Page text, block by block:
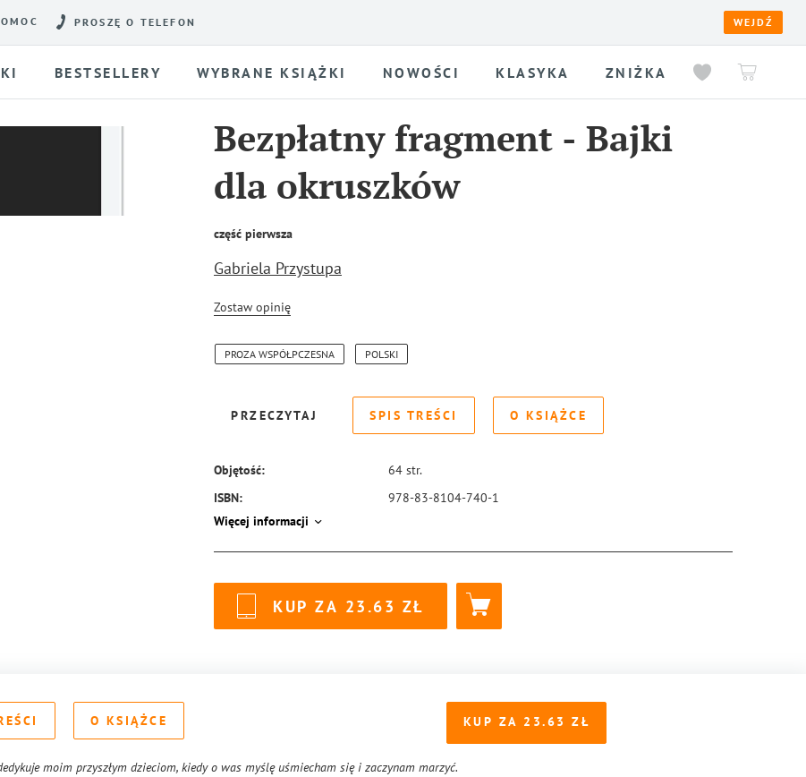
PROSZĘ O TELEFON WEJDŹ
BESTSELLERY WYBRANE KSIĄŻKI NOWOŚCI KLASYKA ZNIŻKA
Bezpłatny fragment - Bajki
dla okruszków
część pierwsza
Gabriela Przystupa
Zostaw opinię
PROZA WSPÓŁPCZESNA POLSKI
PRZECZYTAJ SPIS TREŚCI O KSIĄŻCE
Objętość: 64 str.
ISBN:
978-83-8104-740-1
Więcej informacji
KUP ZA 23.63
KUP ZA 23.63
O KSIĄŻCE
moim przyszłym dzieciom, kiedy o was myślę uśmiecham się i zaczynam marzyć.